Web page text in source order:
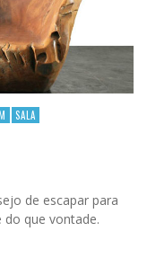
SALA
de escapar para
que vontade.